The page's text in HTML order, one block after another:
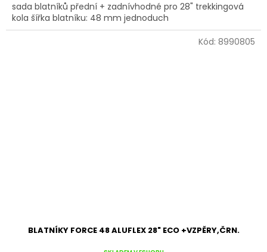
sada blatníků přední + zadnívhodné pro 28" trekkingová
kola šířka blatníku: 48 mm jednoduch
BLATNÍKY FORCE 48 ALUFLEX 28" ECO +VZPĚRY,ČRN.
Kód: 8990805